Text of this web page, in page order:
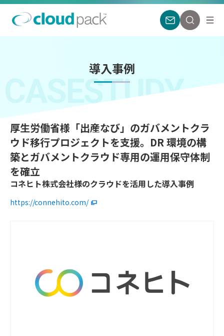
導入事例
CASESTUDY
厚生労働省様「出産なび」のガバメントクラ
ウド移行プロジェクトを支援。DR 環境の構
築とガバメントクラウド専用の運用保守体制
を確立
コネヒト株式会社様のクラウドを活用した導入事例
https://connehito.com/